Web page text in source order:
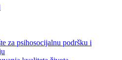
za psihosocijalnu podršku i